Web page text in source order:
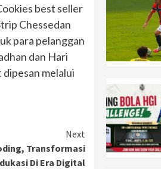
best seller
Chessedan
para pelanggan
dan Hari
melalui
Next
Transformasi
Di Era Digital